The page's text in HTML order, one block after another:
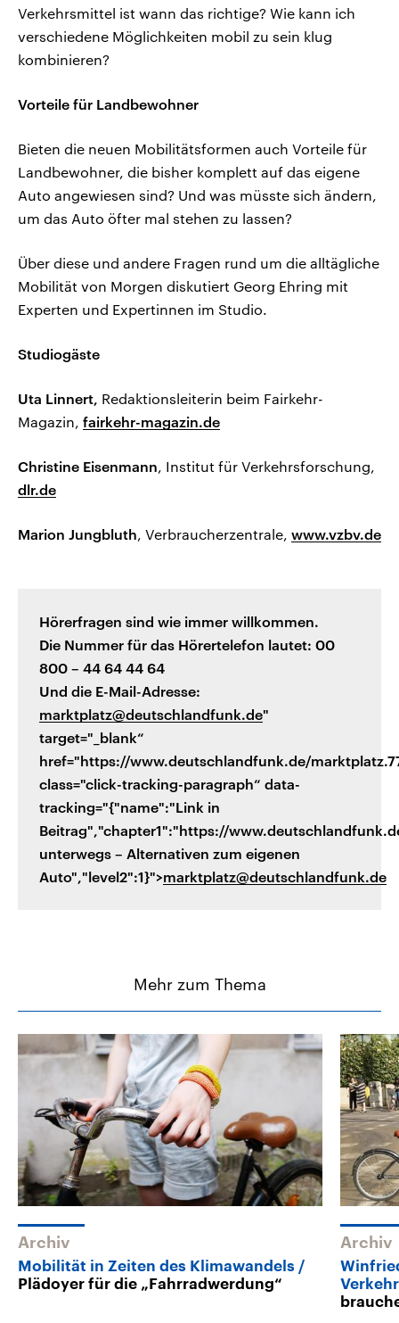
Verkehrsmittel ist wann das richtige? Wie kann ich
verschiedene Möglichkeiten mobil zu sein klug
kombinieren?
Vorteile für Landbewohner
Bieten die neuen Mobilitätsformen auch Vorteile für
Landbewohner, die bisher komplett auf das eigene
Auto angewiesen sind? Und was müsste sich ändern,
um das Auto öfter mal stehen zu lassen?
Über diese und andere Fragen rund um die alltägliche
Mobilität von Morgen diskutiert Georg Ehring mit
Experten und Expertinnen im Studio.
Studiogäste
Uta Linnert, Redaktionsleiterin beim Fairkehr-
Magazin, fairkehr-magazin.de
Christine Eisenmann, Institut für Verkehrsforschung,
dlr.de
Marion Jungbluth, Verbraucherzentrale, www.vzbv.de
Hörerfragen sind wie immer willkommen.
Die Nummer für das Hörertelefon lautet: 00
800 – 44 64 44 64
Und die E-Mail-Adresse:
marktplatz@deutschlandfunk.de"
target="_blank“
href="https://www.deutschlandfunk.de/
class="click-tracking-paragraph“ data-
tracking="{"name":"Link in
Beitrag","chapter1":"https://
unterwegs – Alternativen zum eigenen
Auto","level2":1}">marktplatz@deutschlandfunk.de
Mehr zum Thema
Archiv
Mobilität in Zeiten des Klimawandels
Plädoyer für die „Fahrradwerdung“
Archiv